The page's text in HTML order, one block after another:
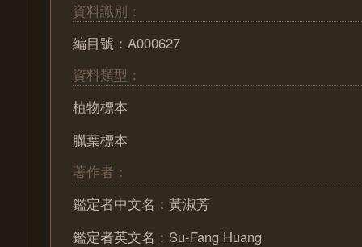
資料識別：
編目號：A000627
資料類型：
植物標本
臘葉標本
著作者：
鑑定者中文名：黃淑芳
鑑定者英文名：Su-Fang Huang